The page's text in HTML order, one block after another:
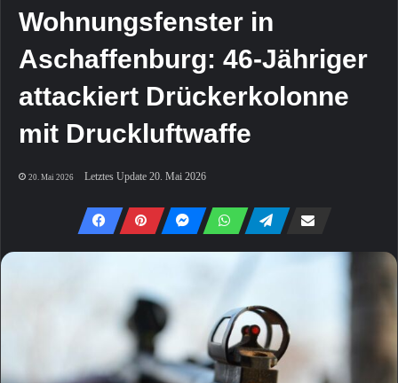
Wohnungsfenster in
Aschaffenburg: 46-Jähriger
attackiert Drückerkolonne
mit Druckluftwaffe
20. Mai 2026 Letztes Update 20. Mai 2026